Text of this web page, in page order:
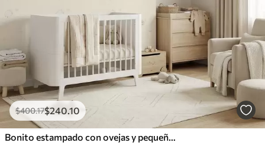
$400.17$240.10
Bonito estampado con ovejas y pequeños corazones.